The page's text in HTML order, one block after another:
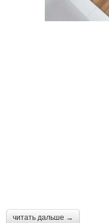
читать дальше →